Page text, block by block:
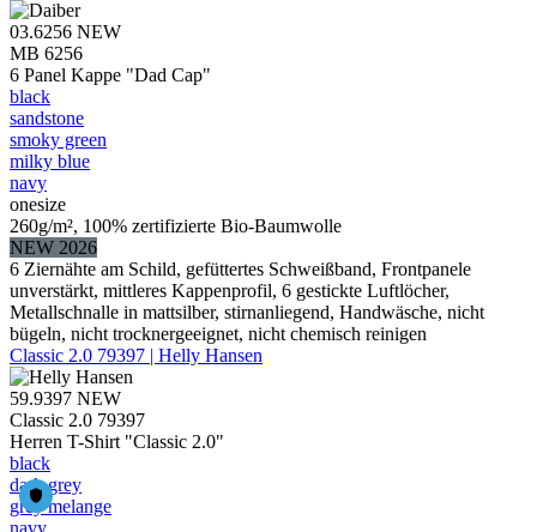
03.6256 NEW
MB 6256
6 Panel Kappe "Dad Cap"
black
sandstone
smoky green
milky blue
navy
onesize
260g/m², 100% zertifizierte Bio-Baumwolle
NEW 2026
6 Ziernähte am Schild, gefüttertes Schweißband, Frontpanele
unverstärkt, mittleres Kappenprofil, 6 gestickte Luftlöcher,
Metallschnalle in mattsilber, stirnanliegend, Handwäsche, nicht
bügeln, nicht trocknergeeignet, nicht chemisch reinigen
Classic 2.0 79397 | Helly Hansen
59.9397 NEW
Classic 2.0 79397
Herren T-Shirt "Classic 2.0"
black
dark grey
grey melange
navy